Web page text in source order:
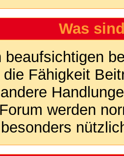
Was
beaufsichtigen
Fähigkeit
werden